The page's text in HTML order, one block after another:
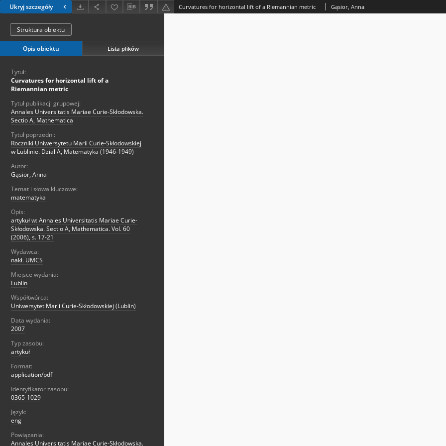
Ukryj szczegóły Curvatures for horizontal lift of a Riemannian metric Gąsior, Anna
Struktura obiektu
Opis obiektu Lista plików
Tytuł:
Curvatures for horizontal lift of a
Riemannian metric
Tytuł publikacji grupowej:
Annales Universitatis Mariae Curie-Skłodowska.
Sectio A, Mathematica
Tytuł poprzedni:
Roczniki Uniwersytetu Marii Curie-Skłodowskiej
w Lublinie. Dział A, Matematyka (1946-1949)
Autor:
Gąsior, Anna
Temat i słowa kluczowe:
matematyka
Opis:
artykuł w: Annales Universitatis Mariae Curie-
Skłodowska. Sectio A, Mathematica. Vol. 60
(2006), s. 17-21
Wydawca:
nakł. UMCS
Miejsce wydania:
Lublin
Współtwórca:
Uniwersytet Marii Curie-Skłodowskiej (Lublin)
Data wydania:
2007
Typ zasobu:
artykuł
Format:
application/pdf
Identyfikator zasobu:
0365-1029
Język:
eng
Powiązania:
Annales Universitatis Mariae Curie-Skłodowska.